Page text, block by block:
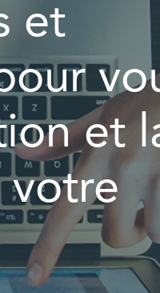
et
et
votre